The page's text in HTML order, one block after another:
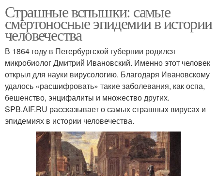
Страшные вспышки: самые
смертоносные эпидемии в истории
человечества
В 1864 году в Петербургской губернии родился
микробиолог Дмитрий Ивановский. Именно этот человек
открыл для науки вирусологию. Благодаря Ивановскому
удалось «расшифровать» такие заболевания, как оспа,
бешенство, энцифалиты и множество других.
SPB.AIF.RU рассказывает о самых страшных вирусах и
эпидемиях в истории человечества.